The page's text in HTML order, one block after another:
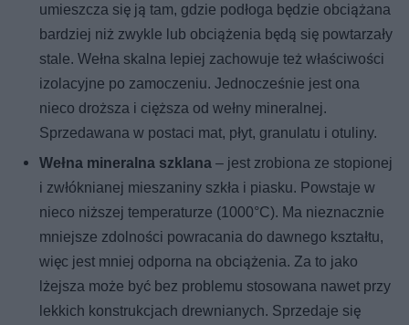
umieszcza się ją tam, gdzie podłoga będzie obciążana
bardziej niż zwykle lub obciążenia będą się powtarzały
stale. Wełna skalna lepiej zachowuje też właściwości
izolacyjne po zamoczeniu. Jednocześnie jest ona
nieco droższa i cięższa od wełny mineralnej.
Sprzedawana w postaci mat, płyt, granulatu i otuliny.
Wełna mineralna szklana – jest zrobiona ze stopionej
i zwłóknianej mieszaniny szkła i piasku. Powstaje w
nieco niższej temperaturze (1000°C). Ma nieznacznie
mniejsze zdolności powracania do dawnego kształtu,
więc jest mniej odporna na obciążenia. Za to jako
lżejsza może być bez problemu stosowana nawet przy
lekkich konstrukcjach drewnianych. Sprzedaje się